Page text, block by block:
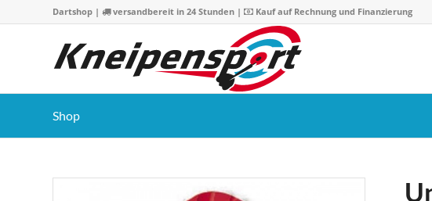
Dartshop | versandbereit in 24 Stunden | Kauf auf Rechnung und Finanzierung
Shop